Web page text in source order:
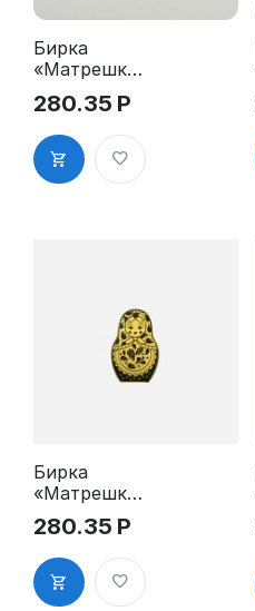
Бирка
«Матрешка-
1»
поздравлен
ие для
подарка Ng1
280.35 Р
Бирка
«Матрешка-
1»
поздравлен
ие для
подарка
(самоклейка
280.35 Р